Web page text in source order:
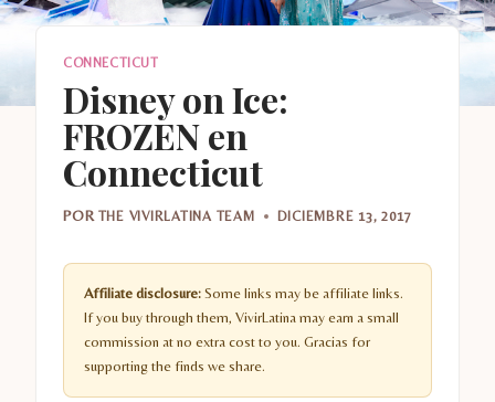
CONNECTICUT
Disney on Ice:
FROZEN en
Connecticut
POR THE VIVIRLATINA TEAM DICIEMBRE 13, 2017
Affiliate disclosure: Some links may be affiliate links.
If you buy through them, VivirLatina may earn a small
commission at no extra cost to you. Gracias for
supporting the finds we share.